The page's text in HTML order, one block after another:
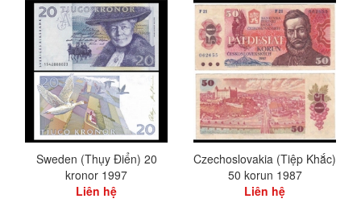
Sweden (Thụy Điển) 20
kronor 1997
Liên hệ
Czechoslovakia (Tiệp Khắc)
50 korun 1987
Liên hệ